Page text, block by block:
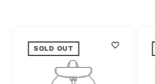
SOLD OUT